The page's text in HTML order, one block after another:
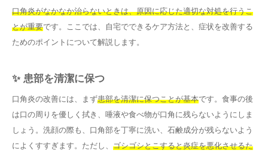
口角炎がなかなか治らないときは、原因に応じた適切な対処を行うこ
とが重要です。ここでは、自宅でできるケア方法と、症状を改善する
ためのポイントについて解説します。
✨ 患部を清潔に保つ
口角炎の改善には、まず患部を清潔に保つことが基本です。食事の後
は口の周りを優しく拭き、唾液や食べ物が口角に残らないようにしま
しょう。洗顔の際も、口角部を丁寧に洗い、石鹸成分が残らないよう
によくすすぎます。ただし、 ゴシゴシとこすると炎症を悪化させるた